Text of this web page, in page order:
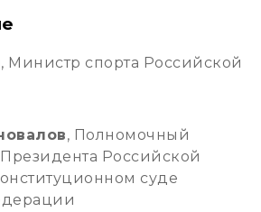
, Министр спорта Российской
, Полномочный
Российской
суде